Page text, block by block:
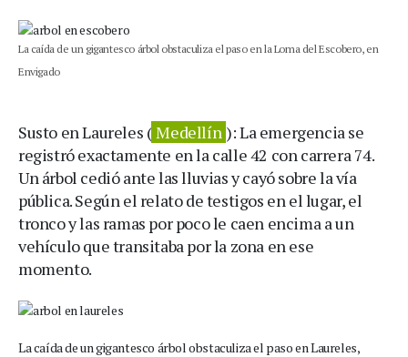
La caída de un gigantesco árbol obstaculiza el paso en la Loma del Escobero, en
Envigado
Susto en Laureles ( Medellín ): La emergencia se
registró exactamente en la calle 42 con carrera 74.
Un árbol cedió ante las lluvias y cayó sobre la vía
pública. Según el relato de testigos en el lugar, el
tronco y las ramas por poco le caen encima a un
vehículo que transitaba por la zona en ese
momento.
La caída de un gigantesco árbol obstaculiza el paso en Laureles,